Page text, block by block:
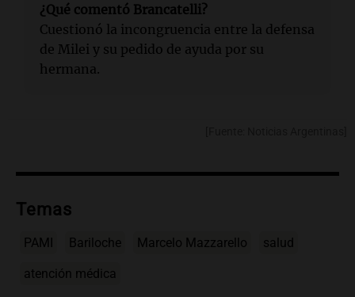
¿Qué comentó Brancatelli?
Cuestionó la incongruencia entre la defensa
de Milei y su pedido de ayuda por su
hermana.
Temas
PAMI Bariloche Marcelo Mazzarello salud
atención médica